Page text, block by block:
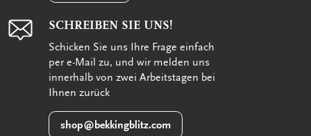
SCHREIBEN SIE UNS!
Schicken Sie uns Ihre Frage einfach
per e-Mail zu, und wir melden uns
innerhalb von zwei Arbeitstagen bei
Ihnen zurück
shop@bekkingblitz.com